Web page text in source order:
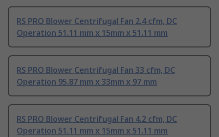
RS PRO Blower Centrifugal Fan 2.4 cfm, DC
Operation 51.11 mm x 15mm x 51.11 mm
RS PRO Blower Centrifugal Fan 33 cfm, DC
Operation 95.87 mm x 33mm x 97 mm
RS PRO Blower Centrifugal Fan 4.2 cfm, DC
Operation 51.11 mm x 15mm x 51.11 mm